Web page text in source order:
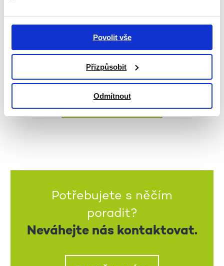
Povolit vše
Přizpůsobit
Odmítnout
ZPĚT NA VÝPIS
Potřebujete s něčím
poradit?
Neváhejte nás kontaktovat.